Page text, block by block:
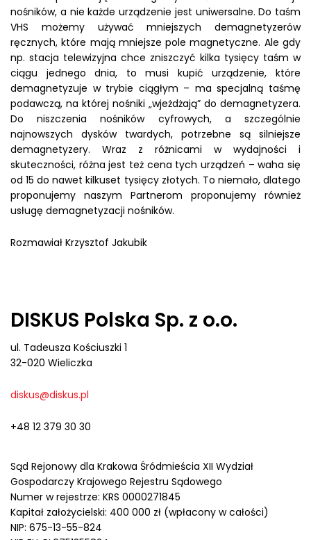
nośników, a nie każde urządzenie jest uniwersalne. Do taśm
VHS możemy używać mniejszych demagnetyzerów
ręcznych, które mają mniejsze pole magnetyczne. Ale gdy
np. stacja telewizyjna chce zniszczyć kilka tysięcy taśm w
ciągu jednego dnia, to musi kupić urządzenie, które
demagnetyzuje w trybie ciągłym – ma specjalną taśmę
podawczą, na której nośniki „wjeżdżają” do demagnetyzera.
Do niszczenia nośników cyfrowych, a szczególnie
najnowszych dysków twardych, potrzebne są silniejsze
demagnetyzery. Wraz z różnicami w wydajności i
skuteczności, różna jest też cena tych urządzeń – waha się
od 15 do nawet kilkuset tysięcy złotych. To niemało, dlatego
proponujemy naszym Partnerom proponujemy również
usługę demagnetyzacji nośników.
Rozmawiał Krzysztof Jakubik
DISKUS Polska Sp. z o.o.
ul. Tadeusza Kościuszki 1
32-020 Wieliczka
diskus@diskus.pl
+48 12 379 30 30
Sąd Rejonowy dla Krakowa Śródmieścia XII Wydział
Gospodarczy Krajowego Rejestru Sądowego
Numer w rejestrze: KRS 0000271845
Kapitał założycielski: 400 000 zł (wpłacony w całości)
NIP: 675-13-55-824